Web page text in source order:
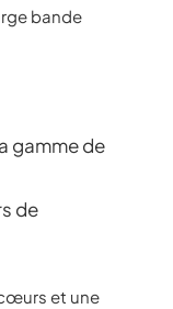
bande
gamme de
de
et une